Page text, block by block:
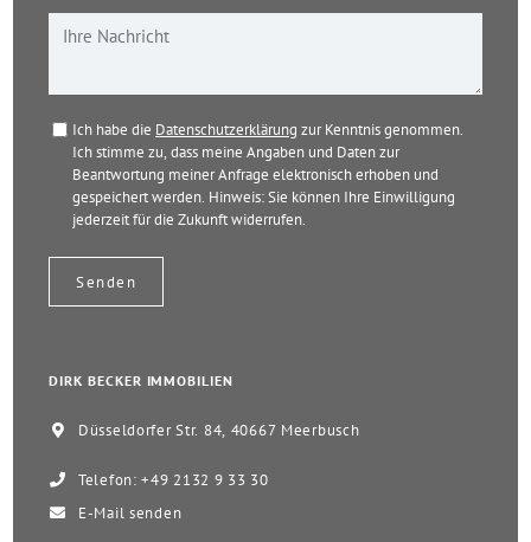
Ich habe die Datenschutzerklärung zur Kenntnis genommen.
Ich stimme zu, dass meine Angaben und Daten zur
Beantwortung meiner Anfrage elektronisch erhoben und
gespeichert werden. Hinweis: Sie können Ihre Einwilligung
jederzeit für die Zukunft widerrufen.
DIRK BECKER IMMOBILIEN
Düsseldorfer Str. 84, 40667 Meerbusch
Telefon: +49 2132 9 33 30
E-Mail senden